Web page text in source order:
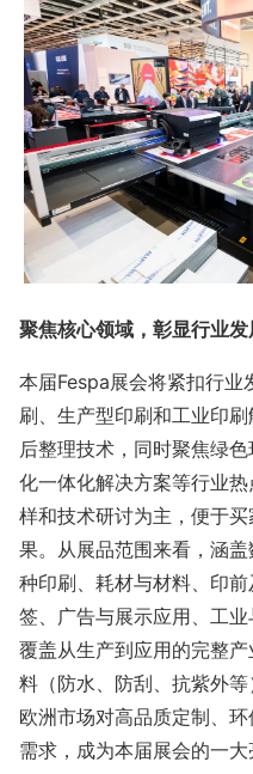
聚焦核心领域，彰显行业
本届Fespa展会将紧扣行业
刷、生产型印刷和工业印
后整理技术，同时聚焦绿
化一体化解决方案等行业
样和技术研讨为主，便于
果。从展品范围来看，涵
种印刷、耗材与材料、印
签、广告与展示应用、工
覆盖从生产到应用的完整
料（防水、防刮、抗紫外
欧洲市场对高品质定制、
需求，成为本届展会的一大